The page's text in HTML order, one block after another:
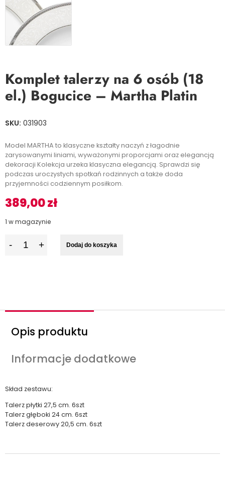
Komplet talerzy na 6 osób (18
el.) Bogucice – Martha Platin
SKU: 031903
Model MARTHA to klasyczne kształty naczyń z łagodnie
zarysowanymi liniami, wyważonymi proporcjami oraz elegancją
dekoracji Kolekcja urzeka klasyczna elegancją. Sprawdzi się
podczas uroczystych spotkań rodzinnych a także doda
przyjemności codziennym posiłkom.
389,00zł
1 w magazynie
Dodaj do koszyka
Opis produktu
Informacje dodatkowe
Skład zestawu:
Talerz płytki 27,5 cm. 6szt
Talerz głęboki 24 cm. 6szt
Talerz deserowy 20,5 cm. 6szt